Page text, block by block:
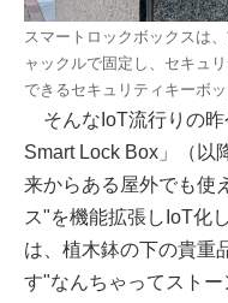
スマートロックボックスは
ャックルで固定し、セキュ
できるセキュリティキーボ
そんなIoT流行りの昨
Smart Lock Box」（以
来からある屋外でも使
ス"を機能拡張しIoT化
は、植木鉢の下の貴重
す"なんちゃってストー